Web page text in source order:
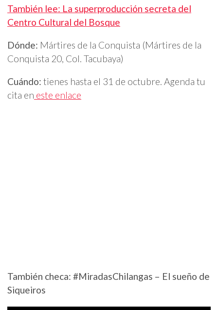
También lee: La superproducción secreta del
Centro Cultural del Bosque
Dónde: Mártires de la Conquista (Mártires de la
Conquista 20, Col. Tacubaya)
Cuándo: tienes hasta el 31 de octubre. Agenda tu
cita en este enlace
También checa: #MiradasChilangas – El sueño de
Siqueiros